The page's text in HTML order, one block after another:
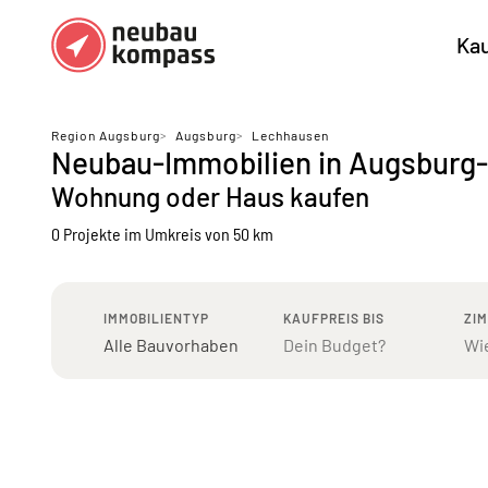
Regionen
Bundesländer DE
Österreich
Top Regionen
München
Region Augsburg> Augsburg> Lechhausen
Neubau-Immobilien in
Wohnung oder Haus kaufen
0 Projekte im Umkreis von 50 km
IMMOBILIENTYP KAUFPREIS BIS